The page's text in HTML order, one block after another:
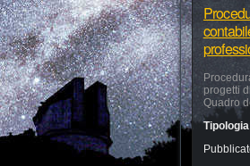
progetti
Quadro
Tipologia